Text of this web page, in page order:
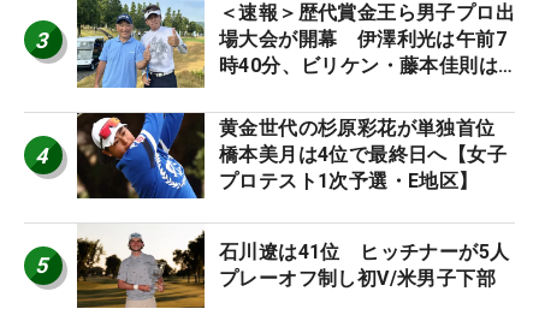
3
＜速報＞歴代賞金王ら男子プロ出
場大会が開幕 伊澤利光は午前7
時40分、ビリケン・藤本佳則は
STAGE JOYX OPEN】
4
黄金世代の杉原彩花が単独首位
橋本美月は4位で最終日へ【女子
プロテスト1次予選・E地区】
5
石川遼は41位 ヒッチナーが5人
プレーオフ制し初V/米男子下部